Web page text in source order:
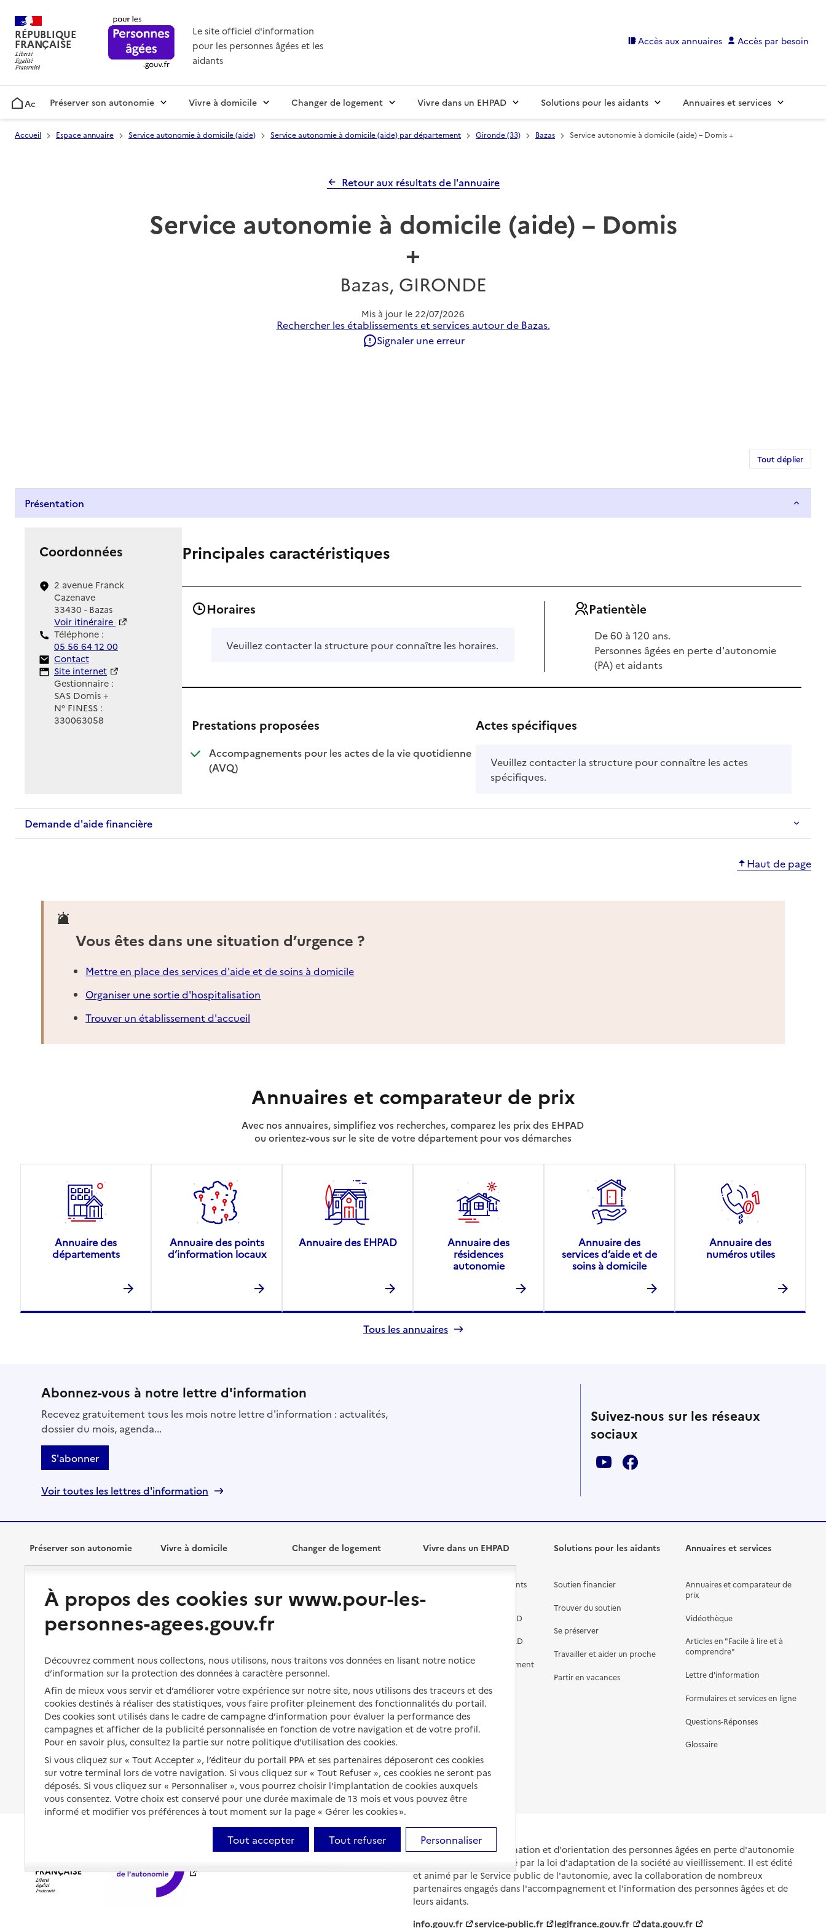
RÉPUBLIQUE
FRANÇAISE
Le site officiel d'information
pour les personnes âgées et les
aidants
Accès aux annuaires Accès par besoin
AccueilPréserver son autonomie Vivre à domicile Changer de logement Vivre dans un EHPAD Solutions pour les aidants Annuaires et services
Accueil Espace annuaire Service autonomie à domicile (aide) Service autonomie à domicile (aide) par département Gironde (33) Bazas Service autonomie à domicile (aide) – Domis +
Retour aux résultats de l'annuaire
Service autonomie à domicile (aide) – Domis
+
Bazas, GIRONDE
Mis à jour le 22/07/2026
Rechercher les établissements et services autour de Bazas.
Signaler une erreur
Tout déplier
Présentation
Coordonnées
2 avenue Franck
Cazenave
33430 - Bazas
Voir itinéraire
Téléphone :
05 56 64 12 00
Contact
Contact
Site Internet
Site internet
Gestionnaire :
SAS Domis +
N° FINESS :
330063058
Principales caractéristiques
Horaires
Veuillez contacter la structure pour connaître les horaires.
Patientèle
De 60 à 120 ans.
Personnes âgées en perte d'autonomie
(PA) et aidants
Prestations proposées
Accompagnements pour les actes de la vie quotidienne
(AVQ)
: disponible
: non disponible
Actes spécifiques
Veuillez contacter la structure pour connaître les actes
spécifiques.
Demande d'aide financière
Haut de page
Vous êtes dans une situation d’urgence ?
Mettre en place des services d'aide et de soins à domicile
Organiser une sortie d'hospitalisation
Trouver un établissement d'accueil
Annuaires et comparateur de prix
Avec nos annuaires, simplifiez vos recherches, comparez les prix des EHPAD
ou orientez-vous sur le site de votre département pour vos démarches
Annuaire des
départements
Annuaire des points
d’information locaux
Annuaire des EHPAD
Annuaire des
résidences
autonomie
Annuaire des
services d’aide et de
soins à domicile
Annuaire des
numéros utiles
Tous les annuaires
Abonnez-vous à notre lettre d'information
Recevez gratuitement tous les mois notre lettre d'information : actualités,
dossier du mois, agenda...
S'abonner
Voir toutes les lettres d'information
Suivez-nous sur les réseaux
sociaux
Préserver son autonomie
et droits
s'équiper
santé
Organiser à l'avance sa propre
protection
Les mesures de protection
Les obligations de la famille
À qui s’adresser ?
Les politiques du grand âge
Vivre à domicile
Bénéficier de soins à domicile
Aides financières
Partager son logement
Vivre à domicile avec une
maladie ou un handicap
Être hospitalisé
Fin de vie à domicile
Changer de logement
Vivre dans une résidence avec
Vivre en accueil familial
Autres solutions de logement
Vivre dans un EHPAD
Les différents établissements
Préparer l'entrée en EHPAD
Aides financières en EHPAD
Prévention, accompagnement
Comprendre les prix en
EHPAD
Droits en EHPAD
Fin de vie en EHPAD
Solutions pour les aidants
Soutien financier
Trouver du soutien
Se préserver
Travailler et aider un proche
Partir en vacances
Annuaires et services
Annuaires et comparateur de
prix
Vidéothèque
Articles en "Facile à lire et à
comprendre"
Lettre d'information
Formulaires et services en ligne
Questions-Réponses
Glossaire
Portail national d'information et d'orientation des personnes âgées en perte d'autonomie
et de leurs proches, créé par la loi d'adaptation de la société au vieillissement. Il est édité
et animé par le Service public de l'autonomie, avec la collaboration de nombreux
partenaires engagés dans l'accompagnement et l'information des personnes âgées et de
leurs aidants.
info.gouv.fr
service-public.fr legifrance.gouv.fr data.gouv.fr
À propos des cookies sur www.pour-les-
personnes-agees.gouv.fr
Découvrez comment nous collectons, nous utilisons, nous traitons vos données en lisant notre notice
d’information sur la protection des données à caractère personnel.
Afin de mieux vous servir et d’améliorer votre expérience sur notre site, nous utilisons des traceurs et des
cookies destinés à réaliser des statistiques, vous faire profiter pleinement des fonctionnalités du portail.
Des cookies sont utilisés dans le cadre de campagne d’information pour évaluer la performance des
campagnes et afficher de la publicité personnalisée en fonction de votre navigation et de votre profil.
Pour en savoir plus, consultez la partie sur notre politique d'utilisation des cookies.
Si vous cliquez sur « Tout Accepter », l’éditeur du portail PPA et ses partenaires déposeront ces cookies
sur votre terminal lors de votre navigation. Si vous cliquez sur « Tout Refuser », ces cookies ne seront pas
déposés. Si vous cliquez sur « Personnaliser », vous pourrez choisir l’implantation de cookies auxquels
vous consentez. Votre choix est conservé pour une durée maximale de 13 mois et vous pouvez être
informé et modifier vos préférences à tout moment sur la page « Gérer les cookies ».
Tout accepter Tout refuser Personnaliser